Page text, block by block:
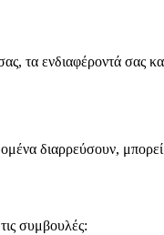
τα ενδιαφέροντά σας
διαρρεύσουν, μπορεί
συμβουλές: